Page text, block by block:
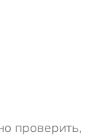
проверить,